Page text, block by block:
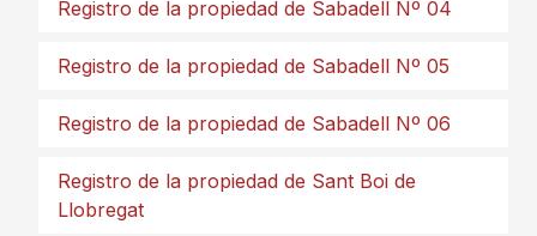
Registro de la propiedad de Sabadell Nº 04
Registro de la propiedad de Sabadell Nº 05
Registro de la propiedad de Sabadell Nº 06
Registro de la propiedad de Sant Boi de
Llobregat